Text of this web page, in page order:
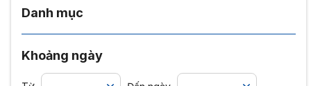
Danh mục
Khoảng ngày